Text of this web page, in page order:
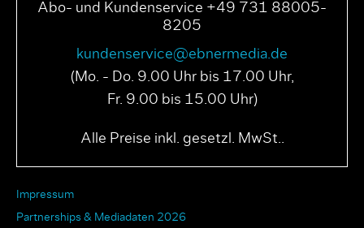
Abo- und Kundenservice +49 731 88005-
8205
kundenservice@ebnermedia.de
(Mo. - Do. 9.00 Uhr bis 17.00 Uhr,
Fr. 9.00 bis 15.00 Uhr)
Alle Preise inkl. gesetzl. MwSt..
Impressum
Partnerships & Mediadaten 2026